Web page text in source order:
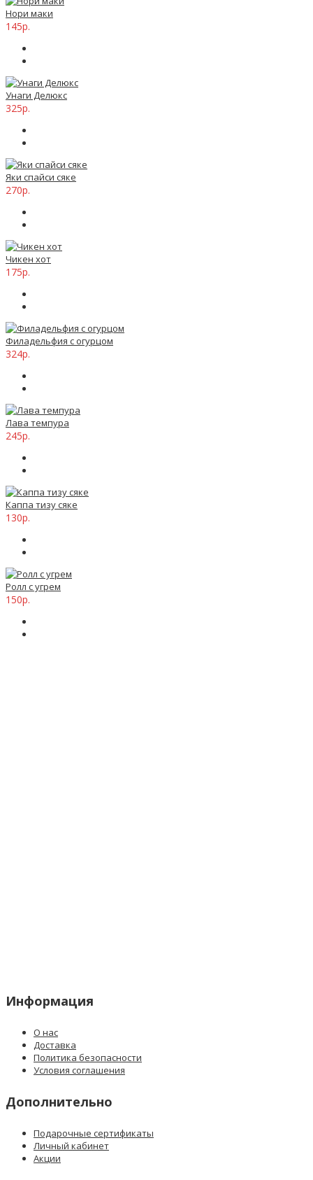
Нори маки
145р.
Унаги Делюкс
325р.
Яки спайси сяке
270р.
Чикен хот
175р.
Филадельфия с огурцом
324р.
Лава темпура
245р.
Каппа тизу сяке
130р.
Ролл с угрем
150р.
Информация
О нас
Доставка
Политика безопасности
Условия соглашения
Дополнительно
Подарочные сертификаты
Личный кабинет
Акции